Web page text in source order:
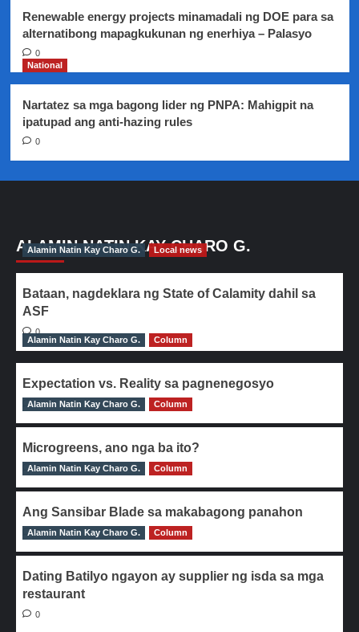
Renewable energy projects minamadali ng DOE para sa
alternatibong mapagkukunan ng enerhiya – Palasyo
0
National
Nartatez sa mga bagong lider ng PNPA: Mahigpit na
ipatupad ang anti-hazing rules
0
ALAMIN NATIN KAY CHARO G.
Alamin Natin Kay Charo G. Local news
Bataan, nagdeklara ng State of Calamity dahil sa
ASF
0
Alamin Natin Kay Charo G.
Column
Expectation vs. Reality sa pagnenegosyo
0
Alamin Natin Kay Charo G. Column
Microgreens, ano nga ba ito?
0
Alamin Natin Kay Charo G. Column
Ang Sansibar Blade sa makabagong panahon
0
Alamin Natin Kay Charo G. Column
Dating Batilyo ngayon ay supplier ng isda sa mga
restaurant
0